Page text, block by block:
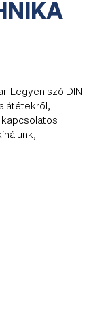
Legyen szó DIN-
kapcsolatos